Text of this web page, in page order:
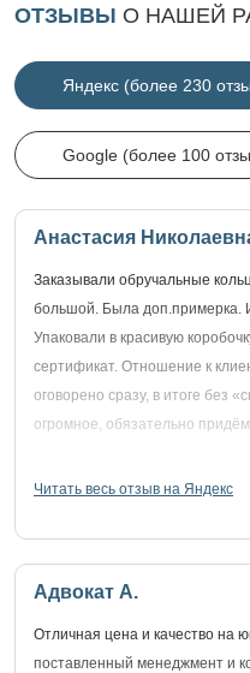
ОТЗЫВЫ О НАШЕЙ
Яндекс (более 230
Google (более 100
Анастасия
Заказывали обручальные
большой. Была доп.примерка.
Упаковали в красивую
сертификат. Отношение к
оговорено сразу, в итоге без
огромное, обязательно
Читать весь отзыв на Яндекс
Адвокат А.
Отличная цена и качество на
поставленный менеджмент и